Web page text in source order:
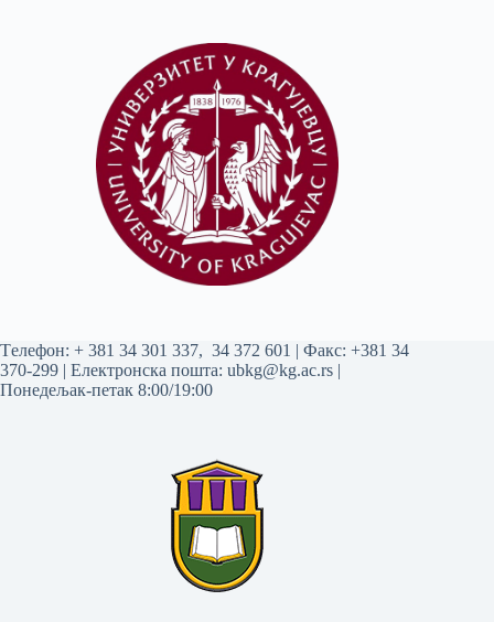
Tелефон: + 381 34 301 337, 34 372 601 | Факс: +381 34
370-299 | Електронска пошта: ubkg@kg.ac.rs |
Понедељак-петак 8:00/19:00